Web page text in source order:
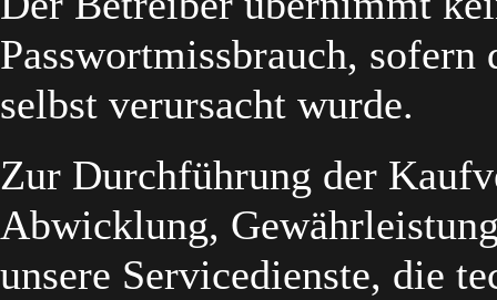
Passwortmissbrauch,
selbst verursacht wurde.
Zur Durchführung der
Abwicklung,
unsere Servicedienste, die